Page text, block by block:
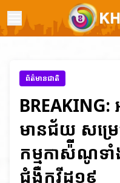
ព័ត៌មានជាតិ
BREAKING:
មានជ័យ សម្រេ
កម្មកាស៉ីណូទាំ
ជំងឺកូវីដ១៩